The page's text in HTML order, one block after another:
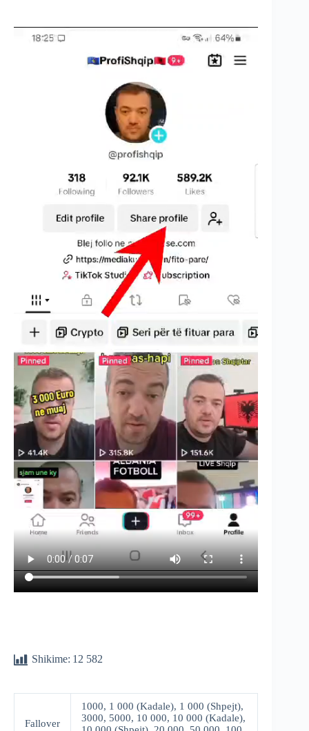
Shikime: 12 582
Fallover
1000, 1 000 (Kadale), 1 000 (Shpejt),
3000, 5000, 10 000, 10 000 (Kadale),